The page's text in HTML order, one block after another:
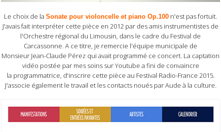
Le choix de la Sonate pour violoncelle et piano Op.100 n'est pas fortuit.
J'avais fait interpréter cette pièce en 2012 par des amis instrumentistes de
l'Orchestre régional du Limousin, dans le cadre du Festival de
Carcassonne. A ce titre, je remercie l'équipe municipale de
Monsieur Jean-Claude Pérez qui avait programmé ce concert. La captation
vidéo postée par mes soins sur Youtube a fini de convaincre
la programmatrice, d'inscrire cette pièce au Festival Radio-France 2015.
J'associe également le travail et les contacts noués par Aude à la culture.